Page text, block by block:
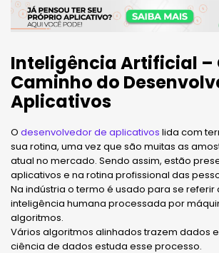
Inteligência Artificial –
Caminho do
Aplicativos
O desenvolvedor de aplicativos lida com
sua rotina, uma vez que são muitas as
atual no mercado. Sendo assim, estão
aplicativos e na rotina profissional das
Na indústria o termo é usado para se referir
inteligência humana processada por
algoritmos.
Vários algoritmos alinhados trazem dados
ciência de dados estuda esse processo.